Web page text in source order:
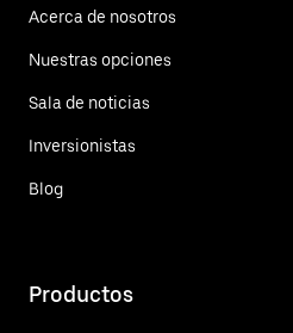
Acerca de nosotros
Nuestras opciones
Sala de noticias
Inversionistas
Blog
Productos